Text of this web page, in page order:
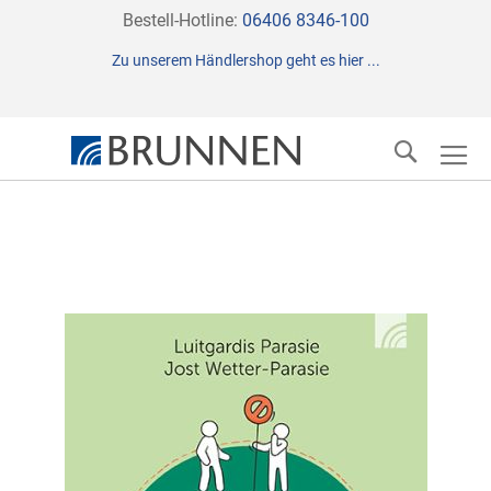
Direkt
Inhalt
Bestell-Hotline: 06406 8346-100
Zu unserem Händlershop geht es hier ...
Suche